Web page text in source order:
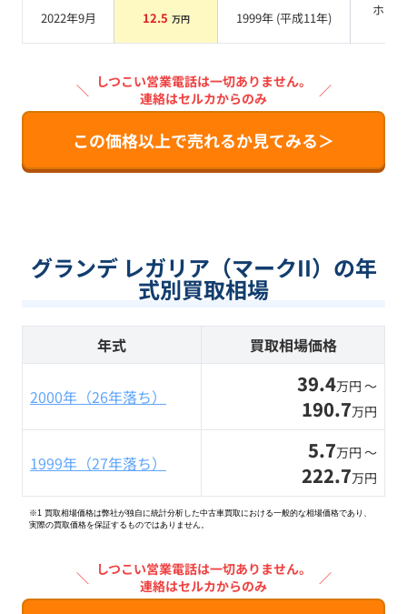
2022年9月 12.5 万円 1999年 (平成11年)
ホワ
＼ しつこい営業電話は一切ありません。
連絡はセルカからのみ
／
この価格以上で売れるか見てみる＞
グランデ レガリア（マークII）の年
式別買取相場
年式 買取相場価格
2000年（26年落ち） 39.4万円 〜
190.7万円
1999年（27年落ち） 5.7万円 〜
222.7万円
※1 買取相場価格は弊社が独自に統計分析した中古車買取における一般的な相場価格であり、
実際の買取価格を保証するものではありません。
＼ しつこい営業電話は一切ありません。
連絡はセルカからのみ
／